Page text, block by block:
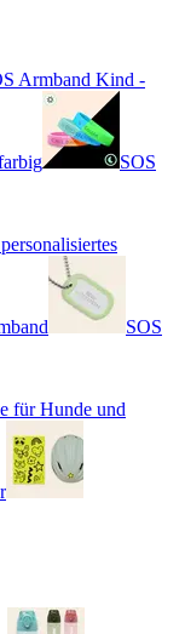
Armband Kind -
SOS
SOS
für Hunde und